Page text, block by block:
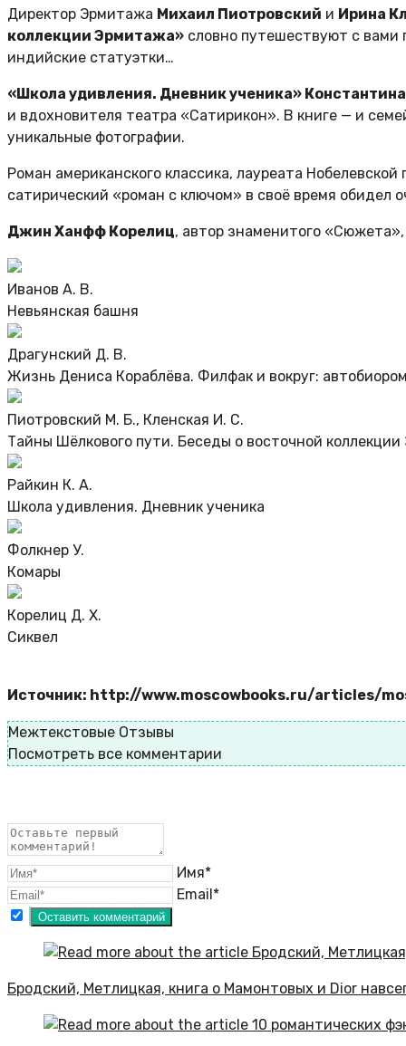
Директор Эрмитажа Михаил Пиотровский и Ирина
коллекции Эрмитажа» словно путешествуют с вами
индийские статуэтки…
«Школа удивления. Дневник ученика»
и вдохновителя театра «Сатирикон». В книге — и
уникальные фотографии.
Роман американского классика, лауреата
сатирический «роман с ключом» в своё время обидел
Джин Ханфф Корелиц, автор знаменитого
Иванов А. В.
Невьянская башня
Драгунский Д. В.
Жизнь Дениса Кораблёва. Филфак и вокруг:
Пиотровский М. Б., Кленская И. С.
Тайны Шёлкового пути. Беседы о восточной
Райкин К. А.
Школа удивления. Дневник ученика
Фолкнер У.
Комары
Корелиц Д. Х.
Сиквел
Источник: http://www.moscowbooks.ru/articles/
Межтекстовые Отзывы
Посмотреть все комментарии
Имя*
Email*
Бродский, Метлицкая, книга о Мамонтовых и Dior